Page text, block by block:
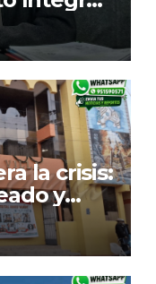
para
la crisis:
y
obras